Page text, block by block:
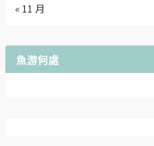
« 11 月
魚游何處